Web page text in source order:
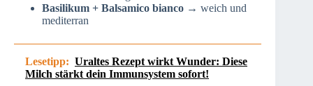
Basilikum + Balsamico bianco → weich und
mediterran
Lesetipp: Uraltes Rezept wirkt Wunder: Diese
Milch stärkt dein Immunsystem sofort!